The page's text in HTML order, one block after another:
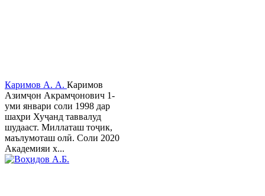
Каримов А. А. Каримов
Азимҷон Акрамҷонович 1-
уми январи соли 1998 дар
шаҳри Хуҷанд таввалуд
шудааст. Миллаташ тоҷик,
маълумоташ олӣ. Соли 2020
Академияи х...